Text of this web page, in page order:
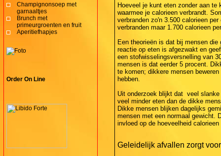
Champignonsoep met
garnaaltjes
Brunch met
primeurgroenten en fruit
Aperitiefhapjes
Order On Line
Hoeveel je kunt eten zonder aan
waarmee je calorieen verbrandt.
verbranden zo'n 3.500 calorieen
verbranden maar 1.700 calorieen
Een theorieën is dat bij mensen
reactie op eten is afgezwakt en
een stofwisselingsversnelling van
mensen is dat eerder 5 procent.
te komen; dikkere mensen
hebben.
Uit onderzoek blijkt dat veel
veel minder eten dan de dikke
Dikke mensen blijken dagelijks
mensen met een normaal gewicht.
invloed op de hoeveelheid
Geleidelijk afvallen zorgt